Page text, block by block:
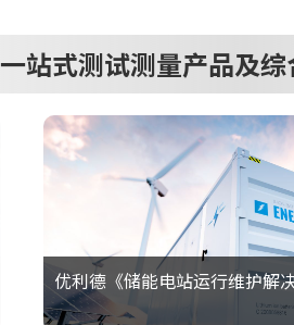
一站式测试测量产品及
优利德《储能电站运行维护解